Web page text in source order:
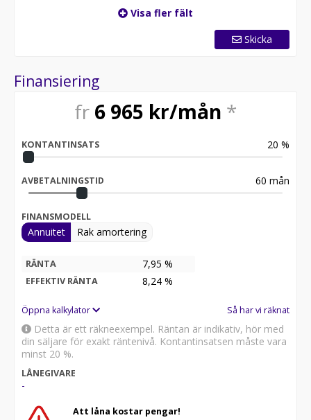
Visa fler fält
Skicka
Finansiering
fr 6 965 kr/mån *
KONTANTINSATS 20 %
AVBETALNINGSTID 60 mån
FINANSMODELL
Annuitet Rak amortering
RÄNTA 7,95 %
EFFEKTIV RÄNTA 8,24 %
Öppna kalkylator Så har vi räknat
Detta är ett räkneexempel. Räntan är indikativ, hör med
din säljare för exakt räntenivå. Kontantinsatsen måste vara
minst 20 %.
LÅNEGIVARE
-
Att låna kostar pengar!